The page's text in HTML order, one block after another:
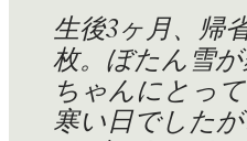
生後3ヶ月、帰
枚。ぼたん雪
ちゃんにとっ
寒い日でした